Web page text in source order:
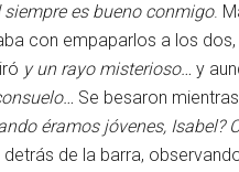
es bueno conmigo.
con empaparlos a los
y un rayo misterioso… y
Se besaron
éramos jóvenes, Isabel?
detrás de la barra,